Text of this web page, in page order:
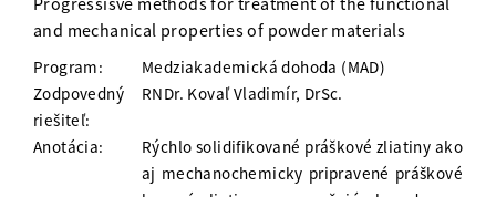
and mechanical properties of powder materials
Program:
Medziakademická dohoda (MAD)
Zodpovedný
riešiteľ:
RNDr. Kovaľ Vladimír, DrSc.
Anotácia:
Rýchlo solidifikované práškové zliatiny ako
aj mechanochemicky pripravené práškové